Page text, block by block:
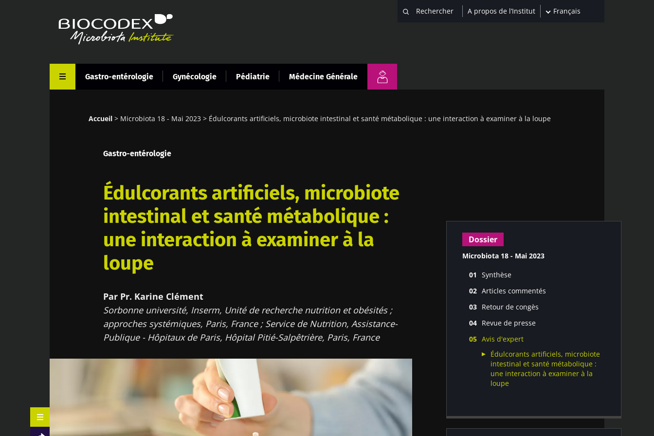
A propos de l’Institut Français
Gastro-entérologie Gynécologie Pédiatrie Médecine Générale
Accueil Microbiota 18 - Mai 2023 Édulcorants artificiels, microbiote intestinal et santé métabolique : une interaction à examiner à la loupe
Gastro-entérologie
Édulcorants artificiels, microbiote
intestinal et santé métabolique :
une interaction à examiner à la
loupe
Par Pr. Karine Clément
Sorbonne université, Inserm, Unité de recherche nutrition et obésités ;
approches systémiques, Paris, France ; Service de Nutrition, Assistance-
Publique - Hôpitaux de Paris, Hôpital Pitié-Salpêtrière, Paris, France
Dossier
Microbiota 18 - Mai 2023
Synthèse
chroniques
Articles commentés
différents cancers révèle une
implication des champignons dans
les tumeurs gastro-intestinales et
pulmonaires
L’environnement rural réduit
l’inflammation allergique en
modulant le microbiote intestinal
Retour de congès
Health–World Summit 2023
Revue de presse
Microbiote vaginal #18
Microbiote urinaire et urétral #18
Avis d'expert
Édulcorants artificiels, microbiote
intestinal et santé métabolique :
une interaction à examiner à la
loupe